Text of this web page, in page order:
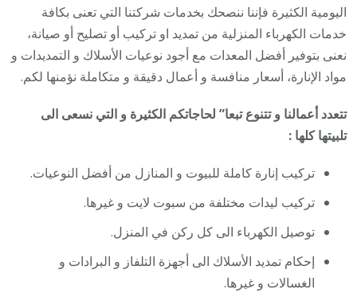
اليومية الكثيرة فإننا ننصحك بخدمات شركتنا التي تعنى بكافة
خدمات الكهرباء المنزلية من تمديد او تركيب أو تصليح أو صيانة،
نعنى بتوفير أفضل المعدات مع أجود نوعيات الأسلاك و التمديدات و
مواد الإنارة، أسعار منافسة و أعمال دقيقة و متكاملة نؤمنها لكم.
تتعدد أعمالنا و تتنوع تبعا” لحاجاتكم الكثيرة و التي نسعى الى
تلبيتها كلها :
تركيب إنارة كاملة للبيوت و المنازل من أفضل النوعيات.
تركيب ليدات مختلفة من سبوت لايت و غيرها.
توصيل الكهرباء الى كل ركن في المنزل.
إحكام تمديد الأسلاك الى أجهزة التلفاز و البرادات و
الغسالات و غيرها.